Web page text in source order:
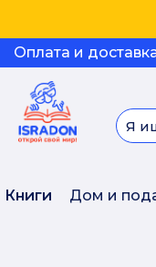
Оплата и
Книги Дом и